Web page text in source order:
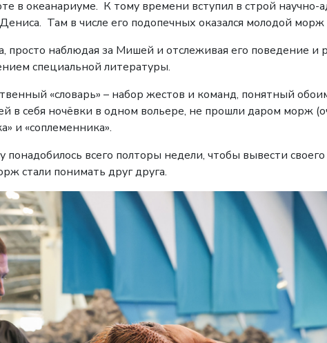
в океанариуме. К тому времени вступил в строй научно-
Там в числе его подопечных оказался молодой
просто наблюдая за Мишей и отслеживая его поведение и
специальной литературы.
«словарь» – набор жестов и команд, понятный
в себя ночёвки в одном вольере, не прошли даром морж
и «соплеменника».
всего полторы недели, чтобы вывести
стали понимать друг друга.